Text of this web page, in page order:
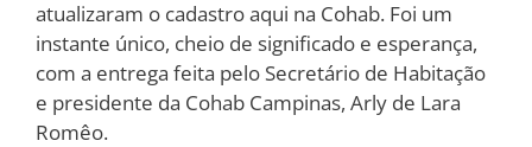
atualizaram o cadastro aqui na Cohab. Foi um
instante único, cheio de significado e esperança,
com a entrega feita pelo Secretário de Habitação
e presidente da Cohab Campinas, Arly de Lara
Romêo.